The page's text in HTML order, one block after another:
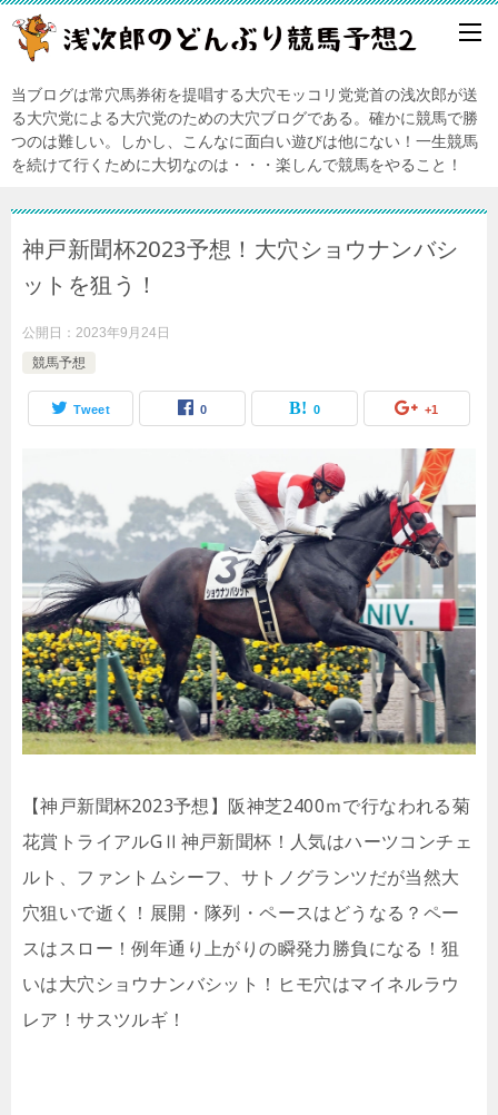
当ブログは常穴馬券術を提唱する大穴モッコリ党党首の浅次郎が送
る大穴党による大穴党のための大穴ブログである。確かに競馬で勝
つのは難しい。しかし、こんなに面白い遊びは他にない！一生競馬
を続けて行くために大切なのは・・・楽しんで競馬をやること！
神戸新聞杯2023予想！大穴ショウナンバシ
ットを狙う！
公開日： 2023年9月24日
競馬予想
Tweet 0 0 +1
【神戸新聞杯2023予想】阪神芝2400ｍで行なわれる菊
花賞トライアルGⅡ神戸新聞杯！人気はハーツコンチェ
ルト、ファントムシーフ、サトノグランツだが当然大
穴狙いで逝く！展開・隊列・ペースはどうなる？ペー
スはスロー！例年通り上がりの瞬発力勝負になる！狙
いは大穴ショウナンバシット！ヒモ穴はマイネルラウ
レア！サスツルギ！